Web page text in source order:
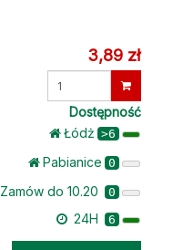
3,89 zł
Dostępność
Łódż >6
Pabianice 0
Zamów do 10.20 0
24H 6